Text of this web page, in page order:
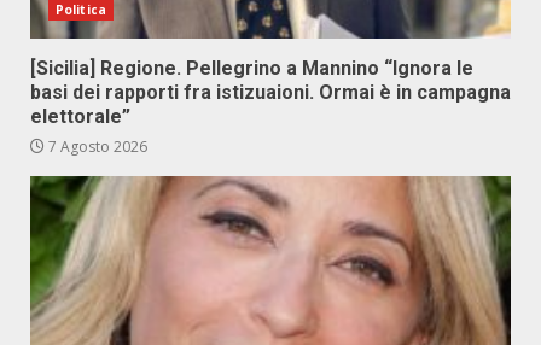
Politica
[Sicilia] Regione. Pellegrino a Mannino “Ignora le
basi dei rapporti fra istizuaioni. Ormai è in campagna
elettorale”
7 Agosto 2026